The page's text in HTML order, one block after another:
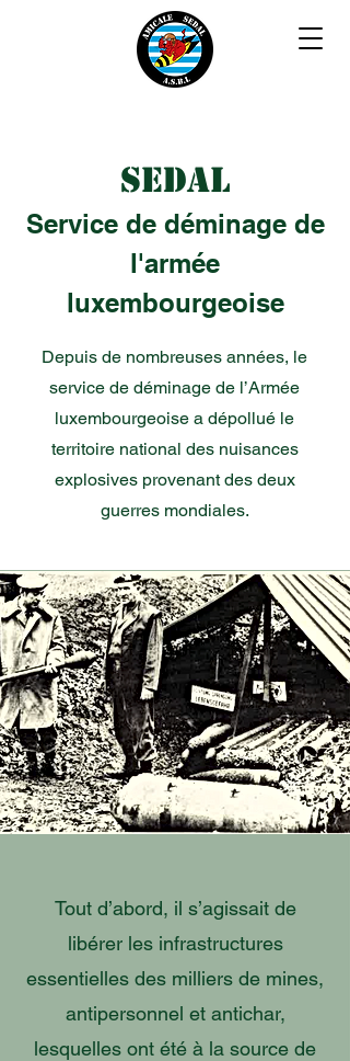
SEDAL
Service de déminage de
l'armée
luxembourgeoise
Depuis de nombreuses années, le
service de déminage de l’Armée
luxembourgeoise a dépollué le
territoire national des nuisances
explosives provenant des deux
guerres mondiales.
Tout d’abord, il s’agissait de
libérer les infrastructures
essentielles des milliers de mines,
antipersonnel et antichar,
lesquelles ont été à la source de